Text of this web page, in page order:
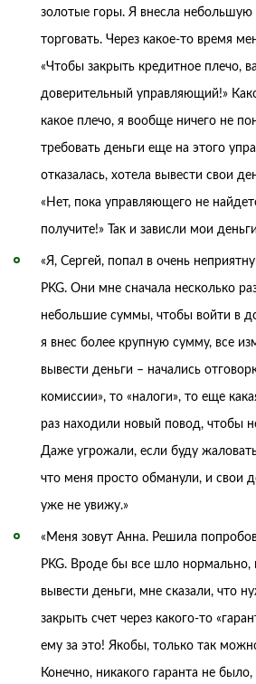
золотые горы. Я внесла небольшую
торговать. Через какое-то время
«Чтобы закрыть кредитное плечо,
доверительный управляющий!»
какое плечо, я вообще ничего не
требовать деньги еще на этого
отказалась, хотела вывести свои
«Нет, пока управляющего не
получите!» Так и зависли мои
«Я, Сергей, попал в очень
PKG. Они мне сначала несколько
небольшие суммы, чтобы войти в
я внес более крупную сумму, все
вывести деньги – начались
комиссии», то «налоги», то еще
раз находили новый повод, чтобы
Даже угрожали, если буду
что меня просто обманули, и свои
уже не увижу.»
«Меня зовут Анна. Решила
PKG. Вроде бы все шло нормально,
вывести деньги, мне сказали, что
закрыть счет через какого-то
ему за это! Якобы, только так
Конечно, никакого гаранта не